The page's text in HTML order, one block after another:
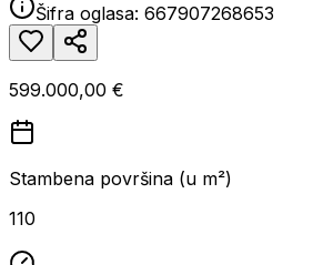
Šifra oglasa: 667907268653
599.000,00 €
Stambena površina (u m²)
110